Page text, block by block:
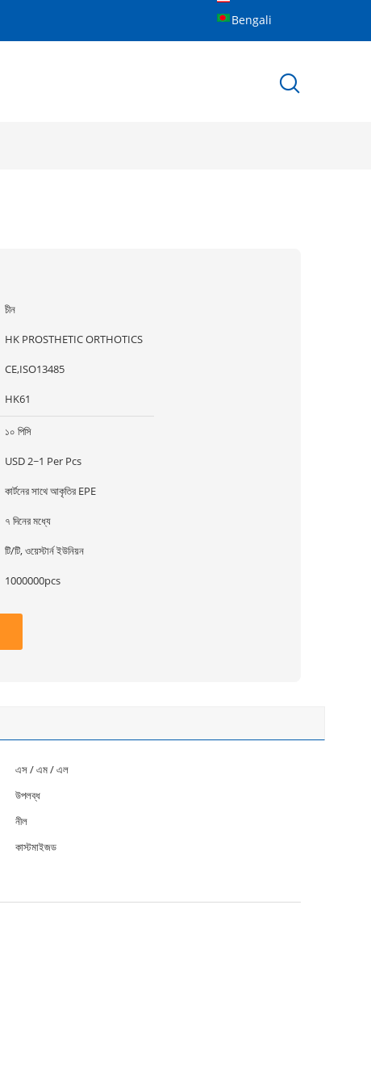
Bengali
চীন
HK PROSTHETIC ORTHOTICS
CE,ISO13485
HK61
১০ পিসি
USD 2~1 Per Pcs
কার্টনের সাথে আকৃতির EPE
৭ দিনের মধ্যে
টি/টি, ওয়েস্টার্ন ইউনিয়ন
1000000pcs
এস / এম / এল
উপলব্ধ
নীল
কাস্টমাইজড